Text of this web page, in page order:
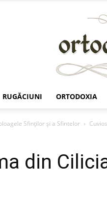
RUGĂCIUNI ORTODOXIA
Sfinților și a Sfintelor
din